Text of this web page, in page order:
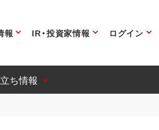
報 IR・投資家情報 ログイン
ち情報